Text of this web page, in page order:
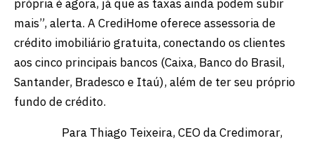
própria é agora, já que as taxas ainda podem subir
mais”, alerta. A CrediHome oferece assessoria de
crédito imobiliário gratuita, conectando os clientes
aos cinco principais bancos (Caixa, Banco do Brasil,
Santander, Bradesco e Itaú), além de ter seu próprio
fundo de crédito.
Para Thiago Teixeira, CEO da Credimorar,